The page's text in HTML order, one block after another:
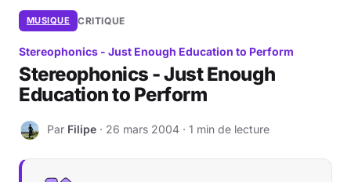
Cinéma
Séries
Manga
BD
Livres
MUSIQUE CRITIQUE
Stereophonics - Just Enough Education to Perform
Stereophonics - Just Enough
Education to Perform
F Par Filipe · 26 mars 2004 · 1 min de lecture